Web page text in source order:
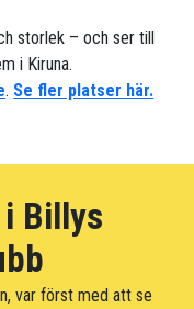
storlek – och ser till
i Kiruna.
. Se fler platser här.
i Billys
var först med att se